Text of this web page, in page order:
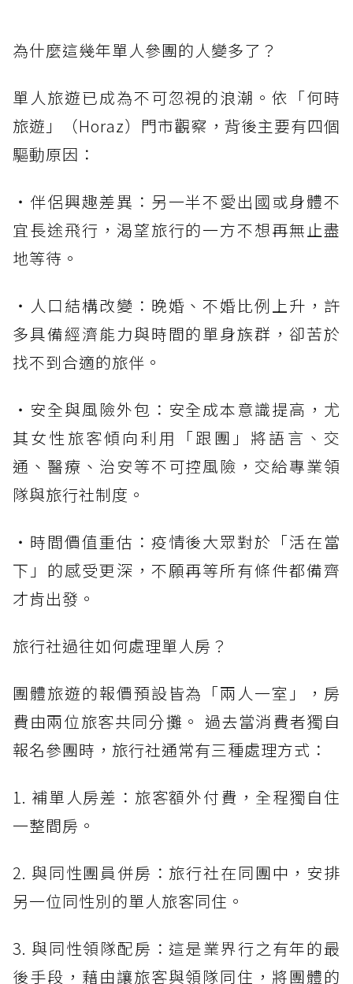
為什麼這幾年單人參團的人變多了？
單人旅遊已成為不可忽視的浪潮。依「何時
旅遊」（Horaz）門市觀察，背後主要有四個
驅動原因：
・伴侶興趣差異：另一半不愛出國或身體不
宜長途飛行，渴望旅行的一方不想再無止盡
地等待。
・人口結構改變：晚婚、不婚比例上升，許
多具備經濟能力與時間的單身族群，卻苦於
找不到合適的旅伴。
・安全與風險外包：安全成本意識提高，尤
其女性旅客傾向利用「跟團」將語言、交
通、醫療、治安等不可控風險，交給專業領
隊與旅行社制度。
・時間價值重估：疫情後大眾對於「活在當
下」的感受更深，不願再等所有條件都備齊
才肯出發。
旅行社過往如何處理單人房？
團體旅遊的報價預設皆為「兩人一室」，房
費由兩位旅客共同分攤。 過去當消費者獨自
報名參團時，旅行社通常有三種處理方式：
1. 補單人房差：旅客額外付費，全程獨自住
一整間房。
2. 與同性團員併房：旅行社在同團中，安排
另一位同性別的單人旅客同住。
3. 與同性領隊配房：這是業界行之有年的最
後手段，藉由讓旅客與領隊同住，將團體的